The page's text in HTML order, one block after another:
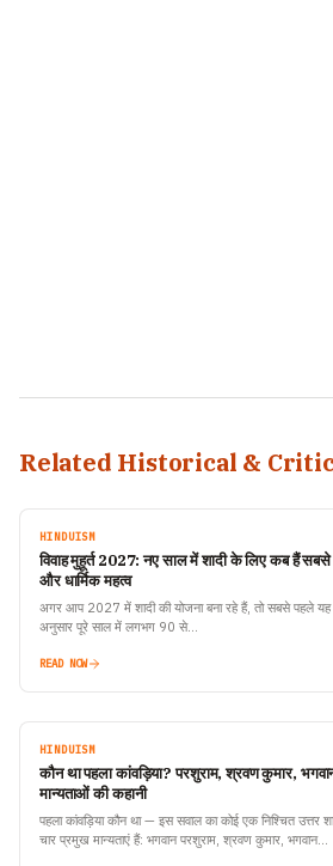
Related Historical &
HINDUISM
विवाह मुहूर्त 2027: नए साल में शादी के लिए कब हैं सबसे
और धार्मिक महत्व
अगर आप 2027 में शादी की योजना बना रहे हैं, तो सबसे पहले
अनुसार पूरे साल में लगभग 90 से…
READ NOW
HINDUISM
कौन था पहला कांवड़िया? परशुराम, श्रवण कुमार,
मान्यताओं की कहानी
पहला कांवड़िया कौन था — इस सवाल का कोई एक निश्चित उत्तर
चार प्रमुख मान्यताएं हैं: भगवान परशुराम, श्रवण कुमार, भगवान…